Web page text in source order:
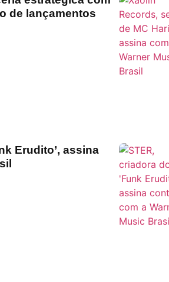
de lançamentos
Erudito’, assina